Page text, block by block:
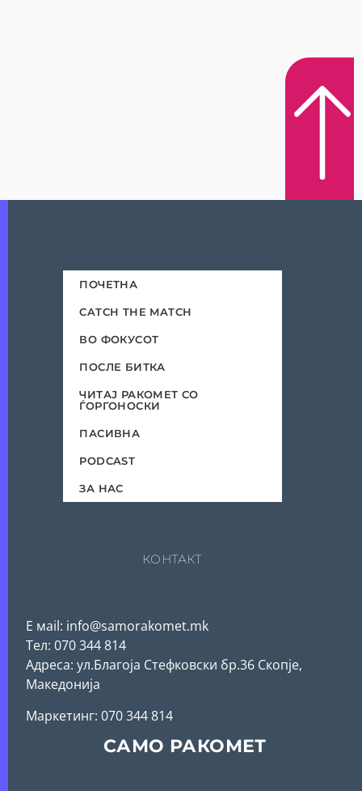
ПОЧЕТНА
CATCH THE MATCH
ВО ФОКУСОТ
ПОСЛЕ БИТКА
ЧИТАЈ РАКОМЕТ СО
ЃОРГОНОСКИ
ПАСИВНА
PODCAST
ЗА НАС
КОНТАКТ
Е мail: info@samorakomet.mk
Тел: 070 344 814
Адреса: ул.Благоја Стефковски бр.36 Скопје,
Македонија
Mаркетинг: 070 344 814
САМО РАКОМЕТ